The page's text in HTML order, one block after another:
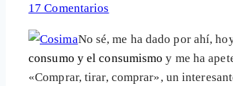
17 Comentarios
No sé, me ha dado por ahí,
consumo y el consumismoy me ha
«Comprar, tirar, comprar», un